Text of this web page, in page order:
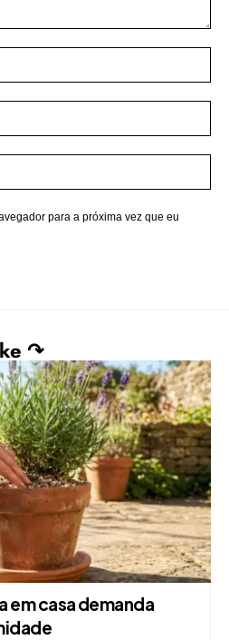
para a próxima vez que eu
↷
em casa demanda